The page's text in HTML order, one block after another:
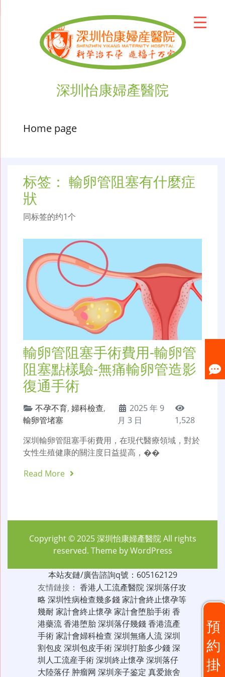
深圳怡康婦產醫院
Home page
标签： 輸卵管阻塞有什麼症
狀
同标签的约1个
輸卵管阻塞手術費用-輸卵管
阻塞點樣驗-無痛輸卵管造影
復通手術
不孕不育, 婦科檢查,
輸卵管堵塞
2025 年 9
月 3 日
1,528
深圳輸卵管阻塞手術費用，在現代醫療領域，對於
女性生殖健康的關注度日益提高，��
Read More
預
約
掛
Copyright © 2025深圳怡康婦產醫院All rights
reserved. Theme byWordPress
本站友鏈/廣告諮詢q號：605162129
友情鏈接： 香港人工流產醫院深圳落仔攻
略 深圳性病檢查幾多錢家計會終止懷孕等
幾耐家計會終止懷孕家計會堕胎手術香
港藥流香港堕胎深圳落仔幾錢香港流產
手術家計會婦科檢查 深圳無痛人流深圳
割包皮 深圳包皮手術深圳打胎多少錢深
圳人工流産手術深圳終止懷孕深圳落仔
大陸落仔 肿瘤网 深圳亲子鉴定 真爱旅舍